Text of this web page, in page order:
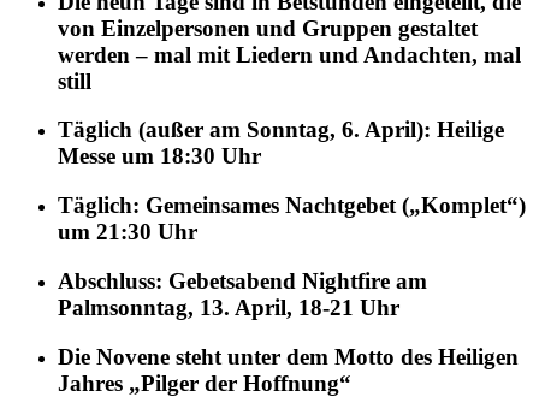
von Einzelpersonen und Gruppen gestaltet
werden – mal mit Liedern und Andachten, mal
still
Täglich (außer am Sonntag, 6. April): Heilige
Messe um 18:30 Uhr
Täglich: Gemeinsames Nachtgebet („Komplet“)
um 21:30 Uhr
Abschluss: Gebetsabend Nightfire am
Palmsonntag, 13. April, 18-21 Uhr
Die Novene steht unter dem Motto des Heiligen
Jahres „Pilger der Hoffnung“